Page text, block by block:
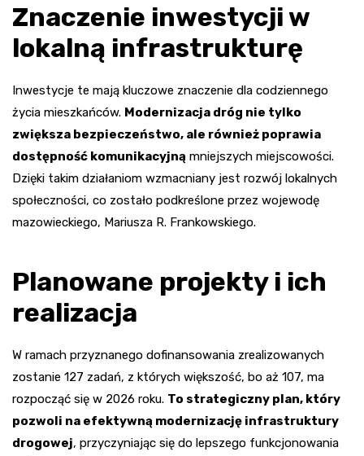
Znaczenie inwestycji w
lokalną infrastrukturę
Inwestycje te mają kluczowe znaczenie dla codziennego
życia mieszkańców. Modernizacja dróg nie tylko
zwiększa bezpieczeństwo, ale również poprawia
dostępność komunikacyjną mniejszych miejscowości.
Dzięki takim działaniom wzmacniany jest rozwój lokalnych
społeczności, co zostało podkreślone przez wojewodę
mazowieckiego, Mariusza R. Frankowskiego.
Planowane projekty i ich
realizacja
W ramach przyznanego dofinansowania zrealizowanych
zostanie 127 zadań, z których większość, bo aż 107, ma
rozpocząć się w 2026 roku. To strategiczny plan, który
pozwoli na efektywną modernizację infrastruktury
drogowej, przyczyniając się do lepszego funkcjonowania